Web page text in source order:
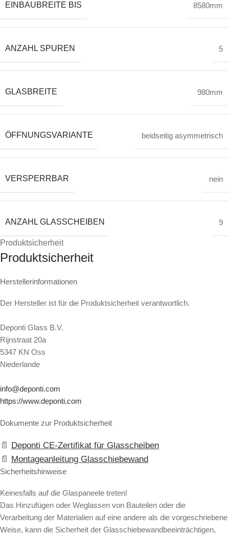
EINBAUBREITE BIS 8580mm
ANZAHL SPUREN 5
GLASBREITE 980mm
ÖFFNUNGSVARIANTE beidseitig asymmetrisch
VERSPERRBAR nein
ANZAHL GLASSCHEIBEN 9
Produktsicherheit
Produktsicherheit
Herstellerinformationen
Der Hersteller ist für die Produktsicherheit verantwortlich.
Deponti Glass B.V.
Rijnstraat 20a
5347 KN Oss
Niederlande
info@deponti.com
https://www.deponti.com
Dokumente zur Produktsicherheit
Deponti CE-Zertifikat für Glasscheiben
Montageanleitung Glasschiebewand
Sicherheitshinweise
Keinesfalls auf die Glaspaneele treten!
Das Hinzufügen oder Weglassen von Bauteilen oder die
Verarbeitung der Materialien auf eine andere als die vorgeschriebene
Weise, kann die Sicherheit der Glasschiebewandbeeinträchtigen,